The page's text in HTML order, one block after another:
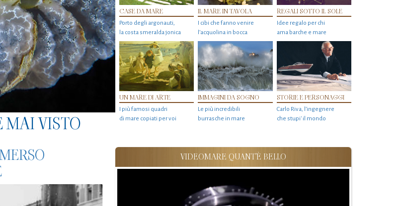
MAI VISTO
CASE DA MARE
Porto degli argonauti,
la costa smeralda jonica
IL MARE IN TAVOLA
I cibi che fanno venire
l’acquolina in bocca
REGALI SOTTO IL SOLE
Idee regalo per chi
ama barche e mare
UN MARE DI ARTE
I più famosi quadri
di mare copiati per voi
IMMAGINI DA SOGNO
Le più incredibili
burrasche in mare
STORIE E PERSONAGGI
Carlo Riva, l’ingegnere
che stupi' il mondo
VIDEOMARE QUANT'È BELLO